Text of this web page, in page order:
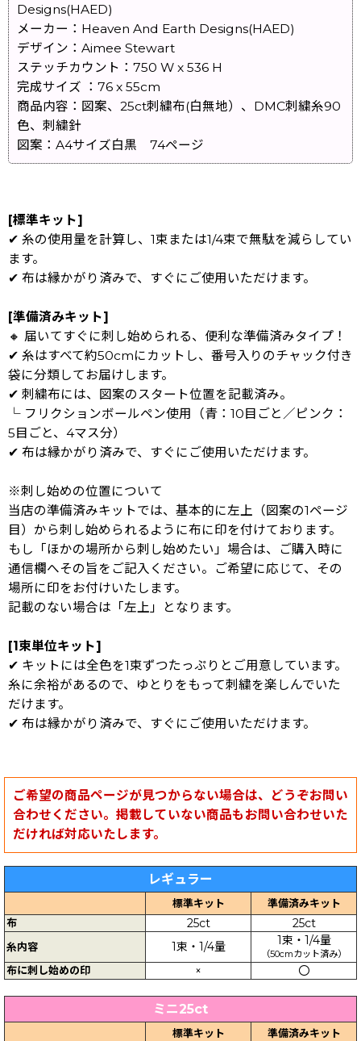
Designs(HAED)
メーカー：Heaven And Earth Designs(HAED)
デザイン：Aimee Stewart
ステッチカウント：750 W x 536 H
完成サイズ ：76 x 55cm
商品内容：図案、25ct刺繍布(白無地）、DMC刺繍糸90
色、刺繍針
図案：A4サイズ白黒 74ページ
[標準キット]
✔ 糸の使用量を計算し、1束または1/4束で無駄を減らしてい
ます。
✔ 布は縁かがり済みで、すぐにご使用いただけます。
[準備済みキット]
🔸 届いてすぐに刺し始められる、便利な準備済みタイプ！
✔ 糸はすべて約50cmにカットし、番号入りのチャック付き
袋に分類してお届けします。
✔ 刺繍布には、図案のスタート位置を記載済み。
└ フリクションボールペン使用（青：10目ごと／ピンク：
5目ごと、4マス分）
✔ 布は縁かがり済みで、すぐにご使用いただけます。
※刺し始めの位置について
当店の準備済みキットでは、基本的に左上（図案の1ページ
目）から刺し始められるように布に印を付けております。
もし「ほかの場所から刺し始めたい」場合は、ご購入時に
通信欄へその旨をご記入ください。ご希望に応じて、その
場所に印をお付けいたします。
記載のない場合は「左上」となります。
[1束単位キット]
✔ キットには全色を1束ずつたっぷりとご用意しています。
糸に余裕があるので、ゆとりをもって刺繍を楽しんでいた
だけます。
✔ 布は縁かがり済みで、すぐにご使用いただけます。
ご希望の商品ページが見つからない場合は、どうぞお問い
合わせください。掲載していない商品もお問い合わせいた
だければ対応いたします。
レギュラー
標準キット
準備済みキット
布
25ct 25ct
糸内容 1束・1/4量 1束・1/4量
（50cmカット済み）
布に刺し始めの印 × 〇
ミニ25ct
標準キット 準備済みキット